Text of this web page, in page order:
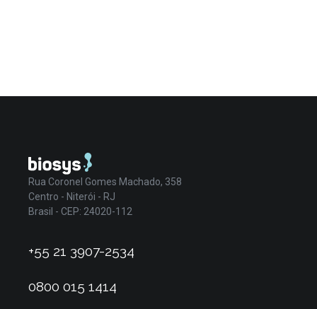
Rua Coronel Gomes Machado, 358
Centro - Niterói - RJ
Brasil - CEP: 24020-112
+55 21 3907-2534
0800 015 1414